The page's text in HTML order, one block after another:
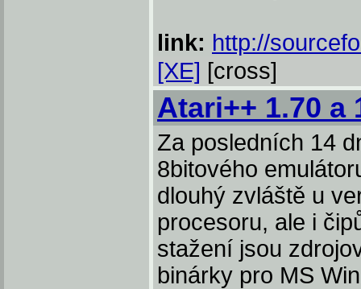
link: http://
[XE] [cross]
Atari++ 1.70 a
Za posledních 14
8bitového
dlouhý zvláště u
procesoru, ale i
stažení jsou
binárky pro MS